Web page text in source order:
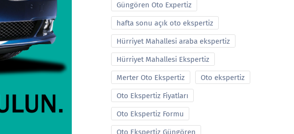
Güngören Oto Expertiz
hafta sonu açık oto ekspertiz
Hürriyet Mahallesi araba ekspertiz
Hürriyet Mahallesi Ekspertiz
Merter Oto Ekspertiz Oto ekspertiz
Oto Ekspertiz Fiyatları
Oto Ekspertiz Formu
Oto Ekspertiz Güngören